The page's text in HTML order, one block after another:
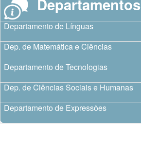
Departamentos
Departamento de Línguas
Dep. de Matemática e Ciências
Departamento de Tecnologias
Dep. de Ciências Sociais e Humanas
Departamento de Expressões